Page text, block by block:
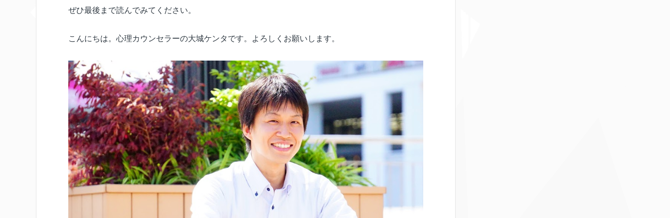
ぜひ最後まで読んでみてください。
こんにちは。心理カウンセラーの大城ケンタです。よろしくお願いします。